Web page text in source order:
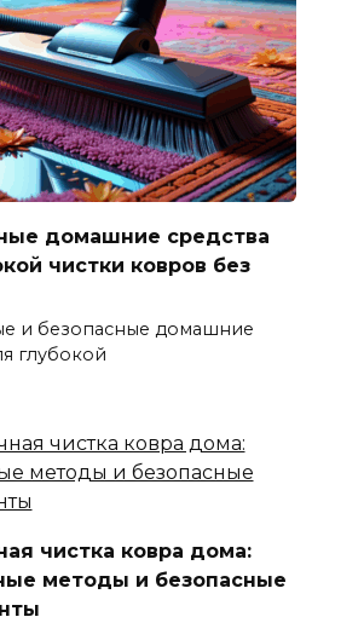
домашние средства
чистки ковров без
и безопасные домашние
глубокой
чистка ковра дома:
методы и безопасные